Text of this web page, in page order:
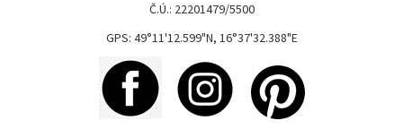
Č.Ú.: 22201479/5500
GPS: 49°11'12.599"N, 16°37'32.388"E